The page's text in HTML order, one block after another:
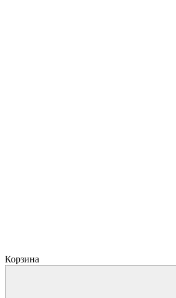
Корзина